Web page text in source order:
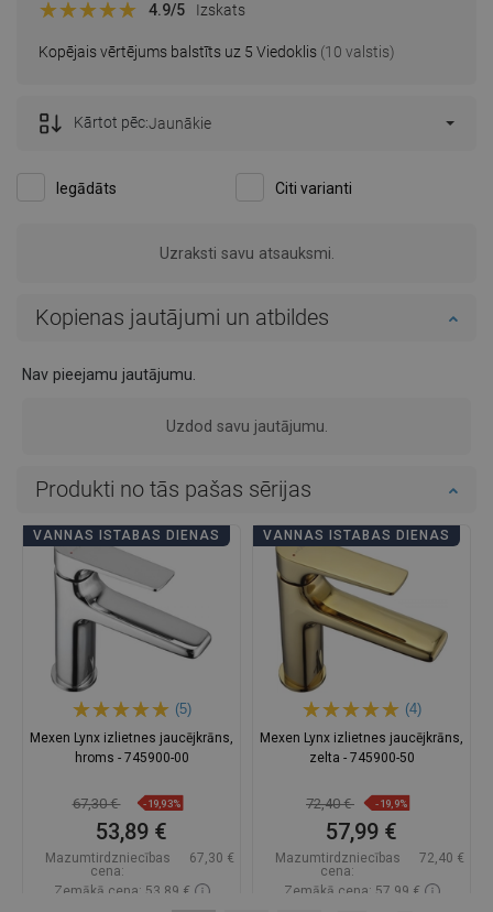
Kopējais vērtējums balstīts uz 5 Viedoklis (10 valstis)
4.9/5 Izskats
Iegādāts Citi varianti
Kārtot pēc:Jaunākie
Uzraksti savu atsauksmi.
Kopienas jautājumi un atbildes
Nav pieejamu jautājumu.
Uzdod savu jautājumu.
Produkti no tās pašas sērijas
VANNAS ISTABAS DIENAS
(5)
Mexen Lynx izlietnes jaucējkrāns,
hroms - 745900-00
67,30 € -19,93%
53,89 €
Mazumtirdzniecības
cena:
67,30 €
Zemākā cena: 53,89 €
VANNAS ISTABAS DIENAS
(4)
Mexen Lynx izlietnes jaucējkrāns,
zelta - 745900-50
72,40 € -19,9%
57,99 €
Mazumtirdzniecības
cena:
72,40 €
Zemākā cena: 57,99 €